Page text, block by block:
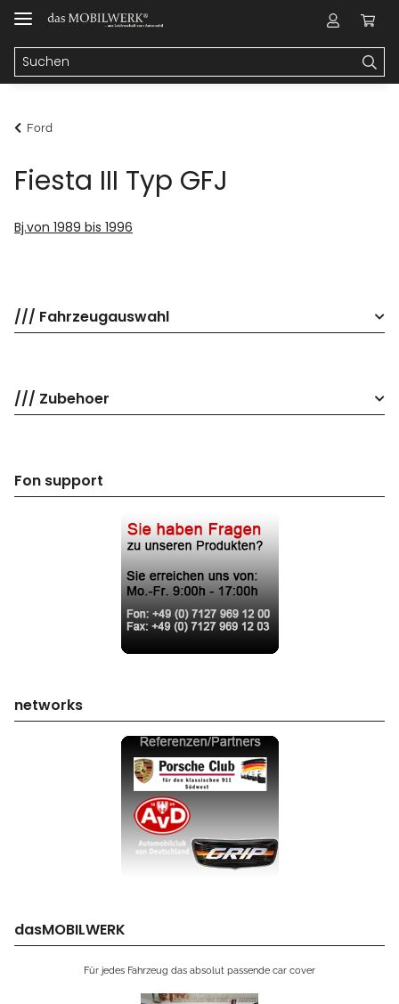
Ford
Fiesta III Typ GFJ
Bj.von 1989 bis 1996
/// Fahrzeugauswahl
/// Zubehoer
Fon support
networks
dasMOBILWERK
Für jedes Fahrzeug das absolut passende car cover